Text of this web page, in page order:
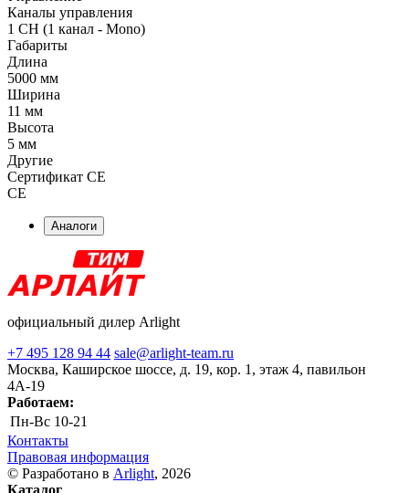
Каналы управления
1 CH (1 канал - Mono)
Габариты
Длина
5000 мм
Ширина
11 мм
Высота
5 мм
Другие
Сертификат CE
CE
Аналоги
официальный дилер Arlight
+7 495 128 94 44 sale@arlight-team.ru
Москва, Каширское шоссе, д. 19, кор. 1, этаж 4, павильон
4А-19
Работаем:
Пн-Вс 10-21
Контакты
Правовая информация
© Разработано в Arlight, 2026